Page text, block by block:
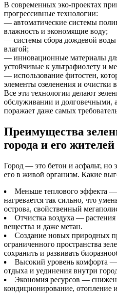
В современных эко-проектах
прогрессивные технологии:
— автоматические системы
влажность и экономящие воду;
— системы сбора дождевой воды
влагой;
— инновационные материалы
устойчивые к ультрафиолету и
— использование фитостен,
элементы озеленения и очистки
Все эти технологии делают
обслуживании и долговечными,
поражает даже самых
Преимущества
города и его жителей
Город — это бетон и асфальт, но
его в живой организм. Какие
Меньше теплового эффекта
нагревается так сильно, что
острова, свойственный
Отчистка воздуха —
вещества и даже метан.
Создание новых природных
ограниченного пространства
сохранить и развивать
Высокий уровень комфорта
отдыха и уединения внутри
Экономия ресурсов —
кондиционирование, отопление